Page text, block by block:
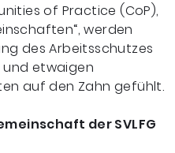
of Practice (CoP),
werden
des Arbeitsschutzes
etwaigen
auf den Zahn gefühlt.
der SVLFG